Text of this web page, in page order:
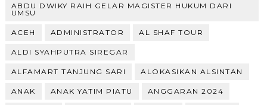
ABDU DWIKY RAIH GELAR MAGISTER HUKUM DARI
UMSU
ACEH ADMINISTRATOR AL SHAF TOUR
ALDI SYAHPUTRA SIREGAR
ALFAMART TANJUNG SARI ALOKASIKAN ALSINTAN
ANAK ANAK YATIM PIATU ANGGARAN 2024